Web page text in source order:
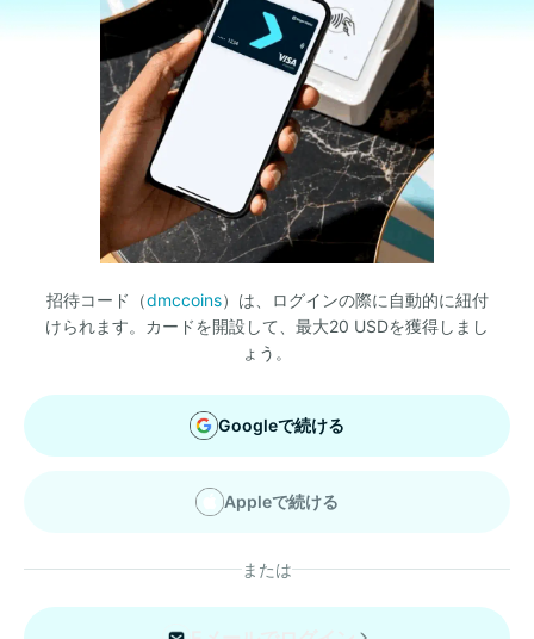
招待コード（dmccoins）は、ログインの際に自動的に紐付
けられます。カードを開設して、最大20 USDを獲得しまし
ょう。
Googleで続ける
Appleで続ける
または